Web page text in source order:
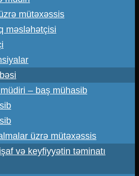
mütəxəssis
məsləhətçisi
– baş mühasib
üzrə mütəxəssis
və keyfiyyətin təminatı